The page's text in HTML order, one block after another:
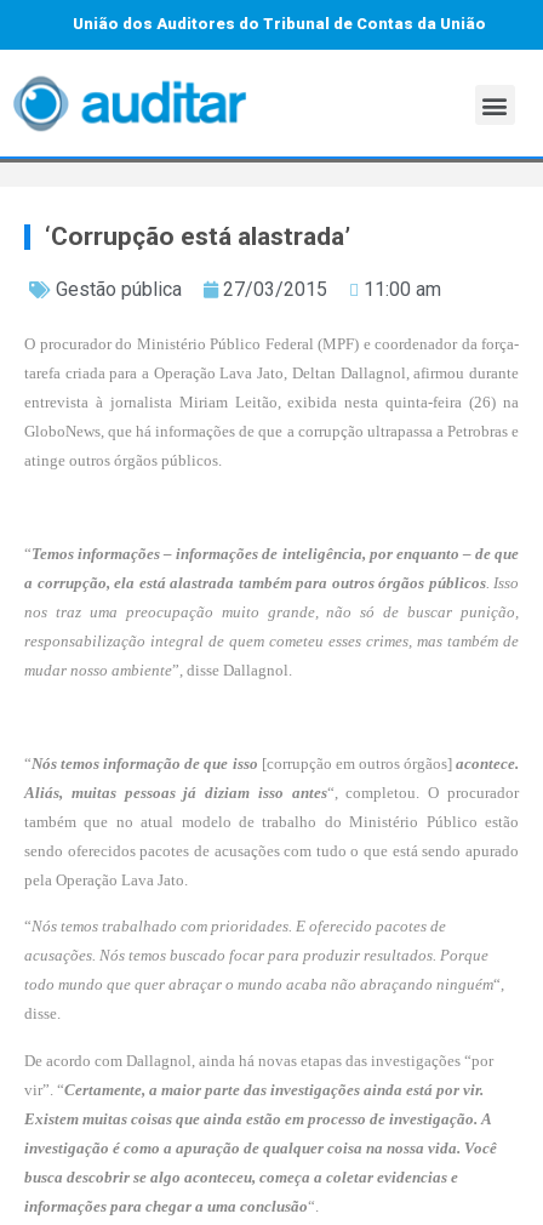
União dos Auditores do Tribunal de Contas da União
‘Corrupção está alastrada’
Gestão pública 27/03/2015 11:00 am
O procurador do Ministério Público Federal (MPF) e coordenador da força-
tarefa criada para a Operação Lava Jato, Deltan Dallagnol, afirmou durante
entrevista à jornalista Miriam Leitão, exibida nesta quinta-feira (26) na
GloboNews, que há informações de que a corrupção ultrapassa a Petrobras e
atinge outros órgãos públicos.
“Temos informações – informações de inteligência, por enquanto – de que
a corrupção, ela está alastrada também para outros órgãos públicos. Isso
nos traz uma preocupação muito grande, não só de buscar punição,
responsabilização integral de quem cometeu esses crimes, mas também de
mudar nosso ambiente”, disse Dallagnol.
“Nós temos informação de que isso [corrupção em outros órgãos] acontece.
Aliás, muitas pessoas já diziam isso antes“, completou. O procurador
também que no atual modelo de trabalho do Ministério Público estão
sendo oferecidos pacotes de acusações com tudo o que está sendo apurado
pela Operação Lava Jato.
“Nós temos trabalhado com prioridades. E oferecido pacotes de
acusações. Nós temos buscado focar para produzir resultados. Porque
todo mundo que quer abraçar o mundo acaba não abraçando ninguém“,
disse.
De acordo com Dallagnol, ainda há novas etapas das investigações “por
vir”. “Certamente, a maior parte das investigações ainda está por vir.
Existem muitas coisas que ainda estão em processo de investigação. A
investigação é como a apuração de qualquer coisa na nossa vida. Você
busca descobrir se algo aconteceu, começa a coletar evidencias e
informações para chegar a uma conclusão“.